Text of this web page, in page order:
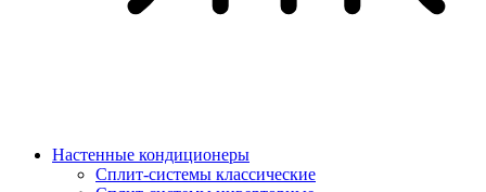
Настенные кондиционеры
Сплит-системы классические